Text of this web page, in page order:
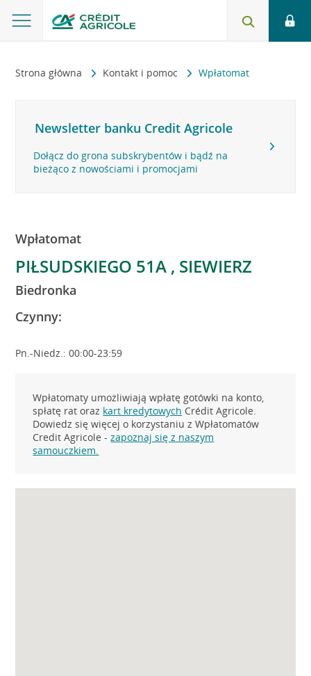
Strona główna Kontakt i pomoc Wpłatomat
Newsletter banku Credit Agricole
Dołącz do grona subskrybentów i bądź na
bieżąco z nowościami i promocjami
Wpłatomat
PIŁSUDSKIEGO 51A , SIEWIERZ
Biedronka
Czynny:
Pn.-Niedz.: 00:00-23:59
Wpłatomaty umożliwiają wpłatę gotówki na konto,
spłatę rat oraz kart kredytowych Crédit Agricole.
Dowiedz się więcej o korzystaniu z Wpłatomatów
Credit Agricole -zapoznaj się z naszym
samouczkiem.